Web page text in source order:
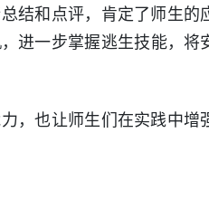
结和点评，肯定了师生的
进一步掌握逃生技能，将
，也让师生们在实践中增